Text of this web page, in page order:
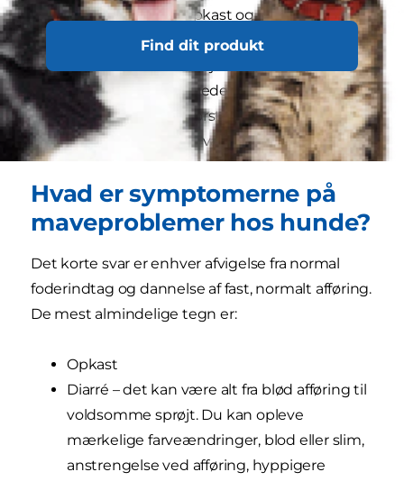
Find dit produkt
næsten alt, herunder opkast og afføring, uanset
om det er deres eget eller andre dyrs. Læg dertil
al den mad, hunde kan stjæle fra bordplader,
skraldespande, ubevogtede sofaborde og børn,
så er det ikke svært at forstå, hvorfor deres
maver nogle gange kan være i oprør.
Hvad er symptomerne på
maveproblemer hos hunde?
Det korte svar er enhver afvigelse fra normal
foderindtag og dannelse af fast, normalt afføring.
De mest almindelige tegn er:
Opkast
Diarré – det kan være alt fra blød afføring til
voldsomme sprøjt. Du kan opleve
mærkelige farveændringer, blod eller slim,
anstrengelse ved afføring, hyppigere